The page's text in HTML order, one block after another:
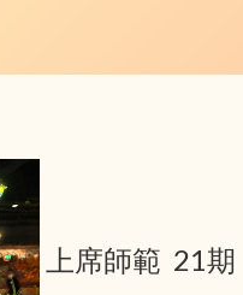
上席師範 21期